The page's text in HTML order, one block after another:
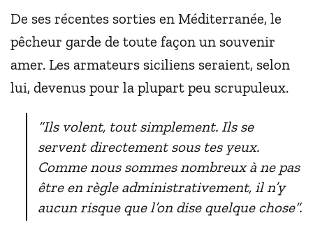
De ses récentes sorties en Méditerranée, le
pêcheur garde de toute façon un souvenir
amer. Les armateurs siciliens seraient, selon
lui, devenus pour la plupart peu scrupuleux.
“Ils volent, tout simplement. Ils se
servent directement sous tes yeux.
Comme nous sommes nombreux à ne pas
être en règle administrativement, il n’y
aucun risque que l’on dise quelque chose”.